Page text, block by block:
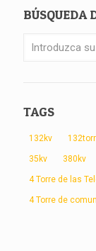
BÚSQUEDA
TAGS
132kv
35kv 380kv
4 Torre de las
4 Torre de